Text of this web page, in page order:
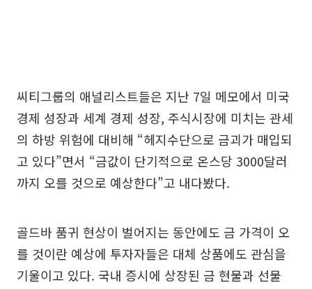
씨티그룹의 애널리스트들은 지난 7일 메모에서 미국
경제 성장과 세계 경제 성장, 주식시장에 미치는 관세
의 하방 위험에 대비해 “헤지수단으로 금괴가 매입되
고 있다”면서 “금값이 단기적으로 온스당 3000달러
까지 오를 것으로 예상한다”고 내다봤다.
골드바 품귀 현상이 벌어지는 동안에도 금 가격이 오
를 것이란 예상에 투자자들은 대체 상품에도 관심을
기울이고 있다. 국내 증시에 상장된 금 현물과 선물